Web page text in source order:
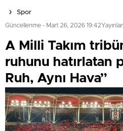
Spor
Güncellenme - Mart 26, 2026 19:42
A Milli Takım
ruhunu hatırlatan
Ruh, Aynı Hava”